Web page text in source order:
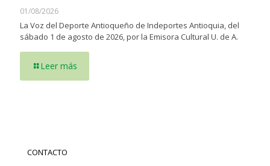
01/08/2026
La Voz del Deporte Antioqueño de Indeportes Antioquia, del
sábado 1 de agosto de 2026, por la Emisora Cultural U. de A.
Leer más
CONTACTO